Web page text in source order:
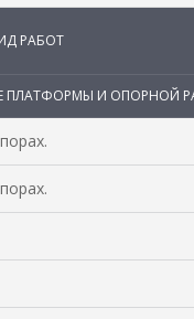
РАБОТ
ПЛАТФОРМЫ И ОПОРНОЙ